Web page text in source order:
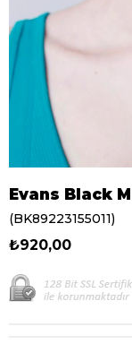
Evans Black
(BK89223155011)
₺920,00